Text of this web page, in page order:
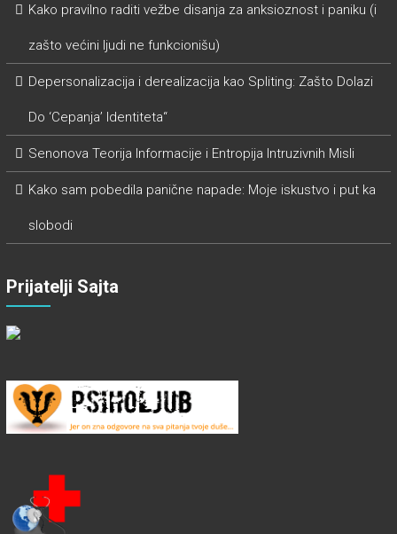
Kako pravilno raditi vežbe disanja za anksioznost i paniku (i
zašto većini ljudi ne funkcionišu)
Depersonalizacija i derealizacija kao Spliting: Zašto Dolazi
Do ‘Cepanja’ Identiteta“
Senonova Teorija Informacije i Entropija Intruzivnih Misli
Kako sam pobedila panične napade: Moje iskustvo i put ka
slobodi
Prijatelji Sajta